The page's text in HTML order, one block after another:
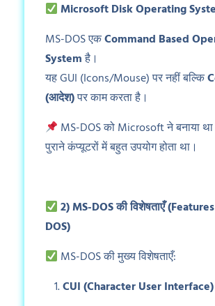
Microsoft Disk Operating
MS-DOS एकCommand Based
Systemहै।
यह GUI (Icons/Mouse) पर नहीं बल्कि
(आदेश)पर काम करता है।
MS-DOS को Microsoft ने बनाया
पुराने कंप्यूटरों में बहुत उपयोग होता था।
2) MS-DOSकी विशेषताएँ
DOS)
MS-DOS की मुख्य विशेषताएँ:
CUI (Character User Interface)